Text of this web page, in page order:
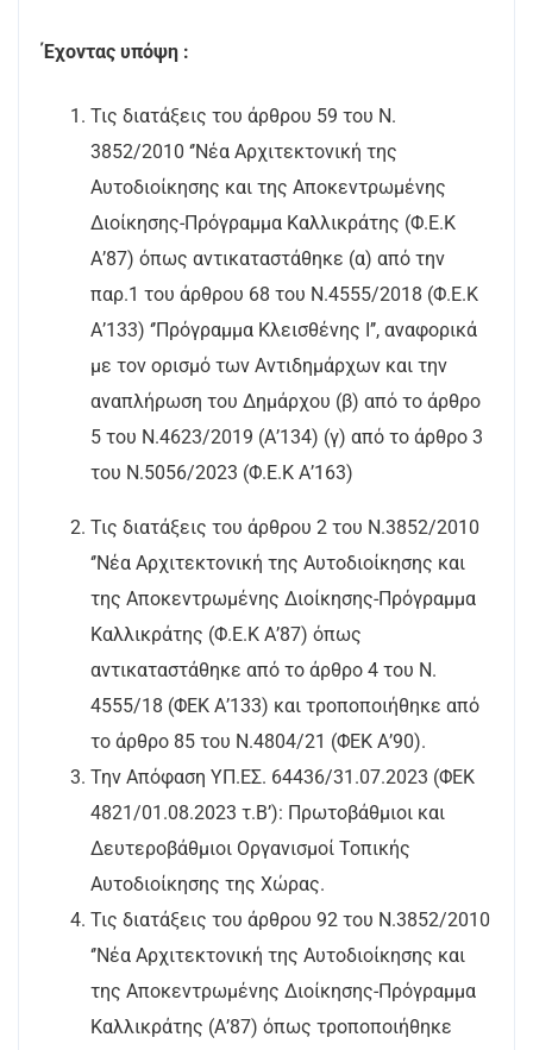
Έχοντας υπόψη :
Τις διατάξεις του άρθρου 59 του Ν.
3852/2010 ‘’Νέα Αρχιτεκτονική της
Αυτοδιοίκησης και της Αποκεντρωμένης
Διοίκησης-Πρόγραμμα Καλλικράτης (Φ.Ε.Κ
Α’87) όπως αντικαταστάθηκε (α) από την
παρ.1 του άρθρου 68 του Ν.4555/2018 (Φ.Ε.Κ
Α’133) ‘’Πρόγραμμα Κλεισθένης Ι’’, αναφορικά
με τον ορισμό των Αντιδημάρχων και την
αναπλήρωση του Δημάρχου (β) από το άρθρο
5 του Ν.4623/2019 (Α’134) (γ) από το άρθρο 3
του Ν.5056/2023 (Φ.Ε.Κ Α’163)
Τις διατάξεις του άρθρου 2 του Ν.3852/2010
‘’Νέα Αρχιτεκτονική της Αυτοδιοίκησης και
της Αποκεντρωμένης Διοίκησης-Πρόγραμμα
Καλλικράτης (Φ.Ε.Κ Α’87) όπως
αντικαταστάθηκε από το άρθρο 4 του N.
4555/18 (ΦΕΚ Α’133) και τροποποιήθηκε από
το άρθρο 85 του Ν.4804/21 (ΦΕΚ Α’90).
Την Απόφαση ΥΠ.ΕΣ. 64436/31.07.2023 (ΦΕΚ
4821/01.08.2023 τ.Β’): Πρωτοβάθμιοι και
Δευτεροβάθμιοι Οργανισμοί Τοπικής
Αυτοδιοίκησης της Χώρας.
Τις διατάξεις του άρθρου 92 του Ν.3852/2010
‘’Νέα Αρχιτεκτονική της Αυτοδιοίκησης και
της Αποκεντρωμένης Διοίκησης-Πρόγραμμα
Καλλικράτης (Α’87) όπως τροποποιήθηκε